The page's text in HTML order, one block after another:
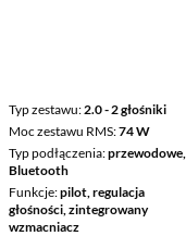
Typ zestawu 2.0 - 2 głośniki
Moc zestawu RMS 74 W
Typ podłączenia przewodowe,
Bluetooth
Funkcje pilot, regulacja
głośności, zintegrowany
wzmacniacz